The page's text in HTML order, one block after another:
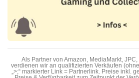
Als Partner von Amazon, MediaMarkt,
verdienen wir an qualifizierten Verkäufen
„>;“ markierter Link = Partnerlink. Preise inkl.